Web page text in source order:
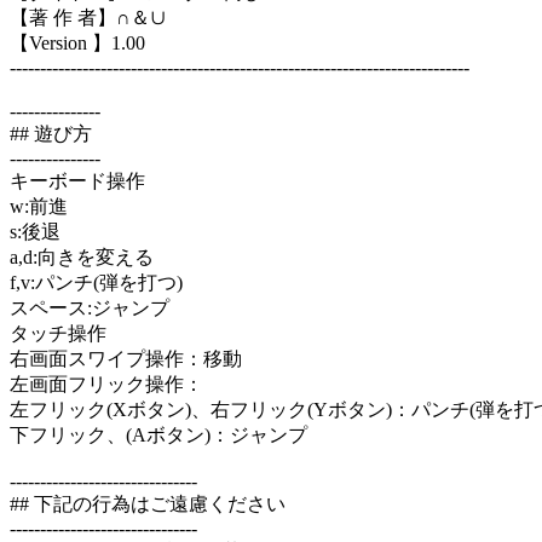
【著 作 者】∩＆∪
【Version 】1.00
----------------------------------------------------------------------------
---------------
## 遊び方
---------------
キーボード操作
w:前進
s:後退
a,d:向きを変える
f,v:パンチ(弾を打つ)
スペース:ジャンプ
タッチ操作
右画面スワイプ操作：移動
左画面フリック操作：
左フリック(Xボタン)、右フリック(Yボタン)：パンチ(弾を打
下フリック、(Aボタン)：ジャンプ
-------------------------------
## 下記の行為はご遠慮ください
-------------------------------